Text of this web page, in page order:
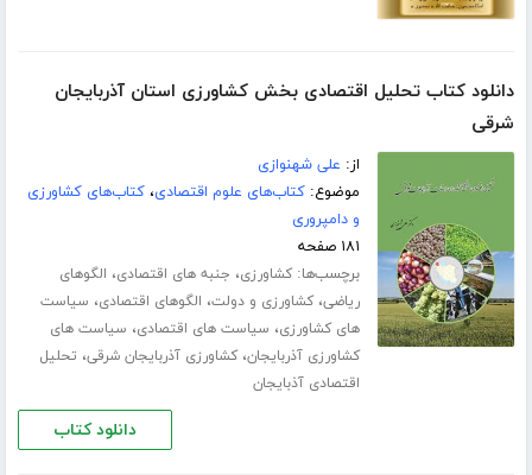
دانلود کتاب تحلیل اقتصادی بخش کشاورزی استان آذربایجان
شرقی
از: علی شهنوازی
موضوع:کتاب‌های علوم اقتصادی،کتاب‌های کشاورزی
و دامپروری
۱۸۱ صفحه
برچسب‌ها:کشاورزی، جنبه های اقتصادی، الگوهای
ریاضی،کشاورزی و دولت، الگوهای اقتصادی، سیاست
های کشاورزی، سیاست های اقتصادی، سیاست های
کشاورزی آذربایجان،کشاورزی آذربایجان شرقی، تحلیل
اقتصادی آذبایجان
دانلود کتاب